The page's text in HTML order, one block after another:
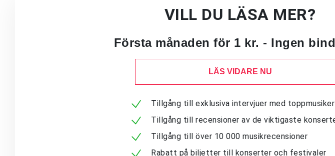
VILL DU LÄSA MER?
Första månaden för 1 kr. - Ingen
LÄS VIDARE NU
Tillgång till exklusiva intervjuer med toppmusiker
Tillgång till recensioner av de viktigaste
Tillgång till över 10 000 musikrecensioner
Rabatt på biljetter till konserter och festivaler